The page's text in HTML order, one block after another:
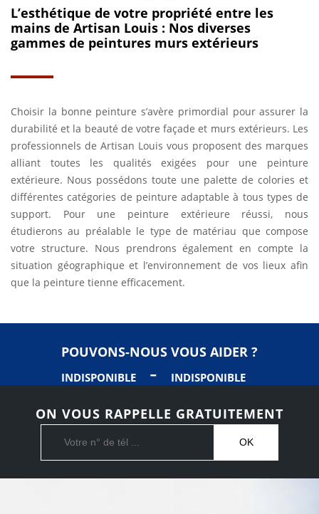
L’esthétique de votre propriété entre les
mains de Artisan Louis : Nos diverses
gammes de peintures murs extérieurs
Choisir la bonne peinture s’avère primordial pour assurer la
durabilité et la beauté de votre façade et murs extérieurs. Les
professionnels de Artisan Louis vous proposent des marques
alliant toutes les qualités exigées pour une peinture
extérieure. Nous possédons toute une palette de colories et
différentes catégories de peinture adaptable à tous types de
support. Pour une peinture extérieure réussi, nous
étudierons au préalable le type de matériau que compose
votre structure. Nous prendrons également en compte la
situation géographique et l’environnement de vos lieux afin
que la peinture tienne efficacement.
POUVONS-NOUS VOUS AIDER ?
INDISPONIBLE - INDISPONIBLE
ON VOUS RAPPELLE GRATUITEMENT